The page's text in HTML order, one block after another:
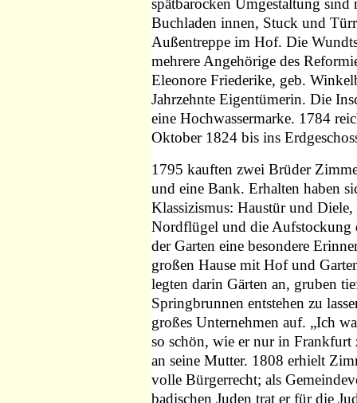
Buchladen innen, Stuck und
Außentreppe im Hof. Die
mehrere Angehörige des
Eleonore Friederike, geb.
Jahrzehnte Eigentümerin. Die
eine Hochwassermarke. 1784
Oktober 1824 bis ins
1795 kauften zwei Brüder
und eine Bank. Erhalten haben
Klassizismus: Haustür und
Nordflügel und die
der Garten eine besondere
großen Hause mit Hof und
legten darin Gärten an, gruben
Springbrunnen entstehen zu
großes Unternehmen auf. „Ich
so schön, wie er nur in
an seine Mutter. 1808 erhielt
volle Bürgerrecht; als
badischen Juden trat er für die